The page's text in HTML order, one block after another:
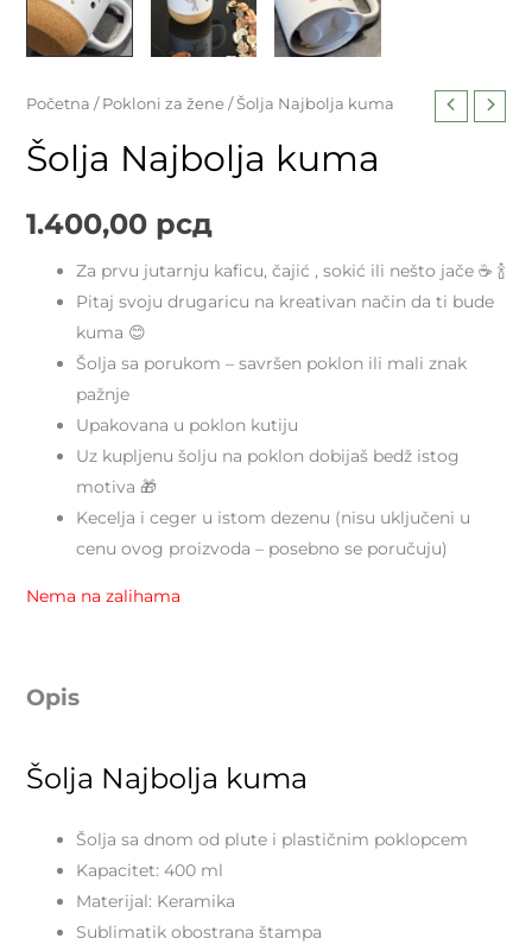
Početna / Pokloni za žene/ Šolja Najbolja kuma
Šolja Najbolja kuma
1.400,00 рсд
Za prvu jutarnju kaficu, čajić , sokić ili nešto jače ☕ 🍾
Pitaj svoju drugaricu na kreativan način da ti bude
kuma 😊
Šolja sa porukom – savršen poklon ili mali znak
pažnje
Upakovana u poklon kutiju
Uz kupljenu šolju na poklon dobijaš bedž istog
motiva 🎁
Kecelja i ceger u istom dezenu (nisu uključeni u
cenu ovog proizvoda – posebno se poručuju)
Nema na zalihama
Opis
Šolja Najbolja kuma
Šolja sa dnom od plute i plastičnim poklopcem
Kapacitet: 400 ml
Materijal: Keramika
Sublimatik obostrana štampa